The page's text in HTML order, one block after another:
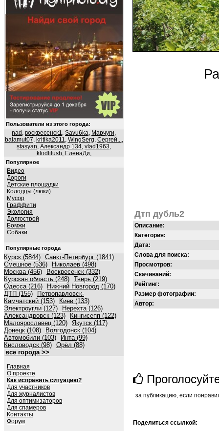
Пользователи из этого города:
nad , воскресенск1, Savu6ka, Марчуги,
balamut07, kritika2011, WingSerg, Сергей...,
stasyan, Александр 134, vlad1963,
klodlilush, ЕленаДи,
Популярное
Видео
Дороги
Детские площадки
Колодцы (люки)
Мусор
Граффити
Экология
Долгострой
Бомжи
Собаки
Популярные города
Курск (5844) Санкт-Петербург (1841)
Смешное (536)
Николаев (498)
Москва (456)
Воскресенск (332)
Курская область (248) Тверь (219)
Одесса (216)
Нижний Новгород (170)
ДТП (155)
Петропавловск-
Камчатский (153)
Киев (133)
Электроугли (127)
Нерехта (126)
Александровск (123)
Кингисепп (122)
Малоярославец (120) Якутск (117)
Донецк (108)
Волгодонск (104)
Автомобили (103)
Инта (99)
Кисловодск (98) Орёл (88)
все города >>
Главная
О проекте
Как исправить ситуацию?
Для участников
Для журналистов
Для оптимизаторов
Для спамеров
Контакты
Форум
Дтп дубль2
Описание:
Категория:
Дата:
Слова для поиска:
Просмотров:
Скачиваний:
Рейтинг:
Размер фотографии:
Автор:
за публикацию, если
Поделиться ссылкой: